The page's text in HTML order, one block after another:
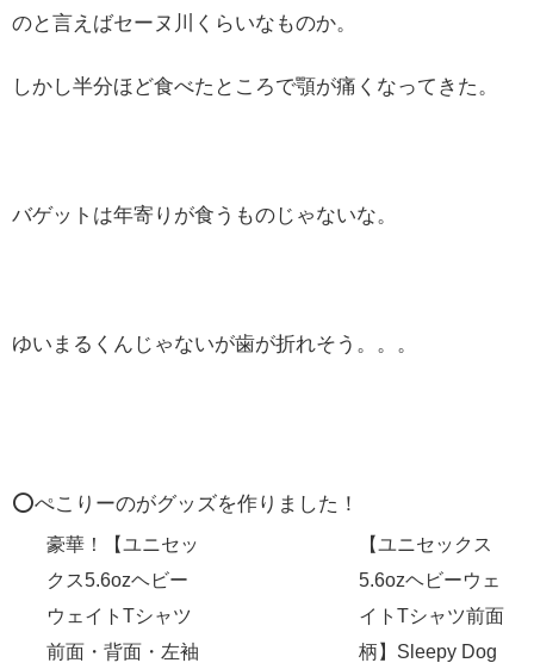
のと言えばセーヌ川くらいなものか。
しかし半分ほど食べたところで顎が痛くなってきた。
バゲットは年寄りが食うものじゃないな。
ゆいまるくんじゃないが歯が折れそう。。。
⭕️ぺこりーのがグッズを作りました！
豪華！【ユニセッ
クス5.6ozヘビー
ウェイトTシャツ
前面・背面・左袖
【ユニセックス
5.6ozヘビーウェ
イトTシャツ前面
柄】Sleepy Dog